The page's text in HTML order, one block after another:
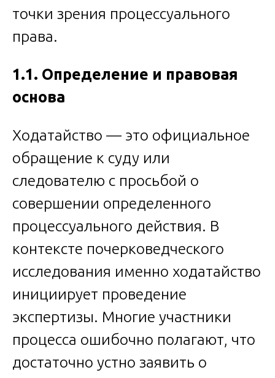
точки зрения процессуального
права.
1.1. Определение и правовая
основа
Ходатайство — это официальное
обращение к суду или
следователю с просьбой о
совершении определенного
процессуального действия. В
контексте почерковедческого
исследования именно ходатайство
инициирует проведение
экспертизы. Многие участники
процесса ошибочно полагают, что
достаточно устно заявить о